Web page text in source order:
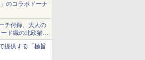
のコラボドーナ
チ付録、大人の
ド織の北欧猫デ
提供する「極旨